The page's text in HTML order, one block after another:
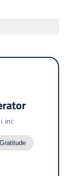
ini:
Gratitude